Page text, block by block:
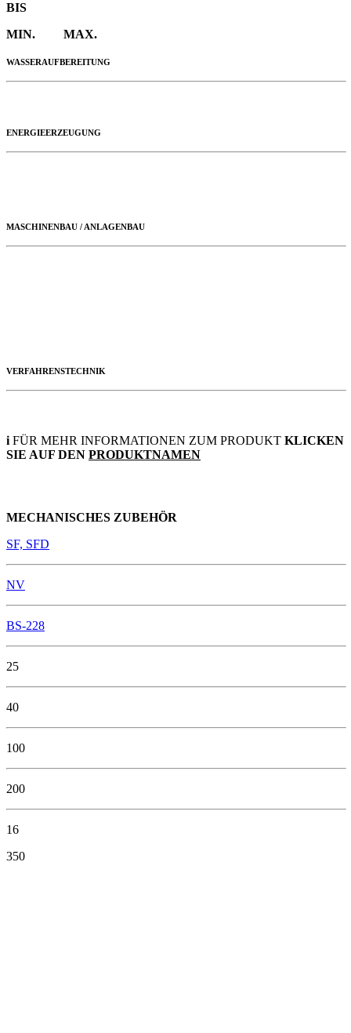
BIS
MIN. MAX.
WASSERAUFBEREITUNG
ENERGIEERZEUGUNG
MASCHINENBAU / ANLAGENBAU
VERFAHRENSTECHNIK
i FÜR MEHR INFORMATIONEN ZUM PRODUKT KLICKEN
SIE AUF DEN PRODUKTNAMEN
MECHANISCHES ZUBEHÖR
SF, SFD
NV
BS-228
25
40
100
200
16
350